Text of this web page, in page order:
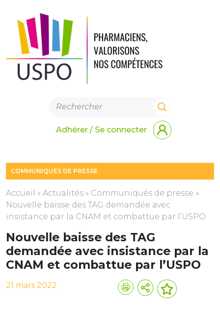
Adhérer / Se connecter
COMMUNIQUÉS DE PRESSE
Accueil » Actualités » Communiqués de presse »
Nouvelle baisse des TAG demandée avec
insistance par la CNAM et combattue par l’USPO
Nouvelle baisse des TAG
demandée avec insistance par la
CNAM et combattue par l’USPO
21 mars 2022